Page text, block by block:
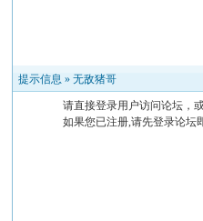
提示信息 »无敌猪哥
请直接登录用户访问论坛，
如果您已注册,请先登录论坛